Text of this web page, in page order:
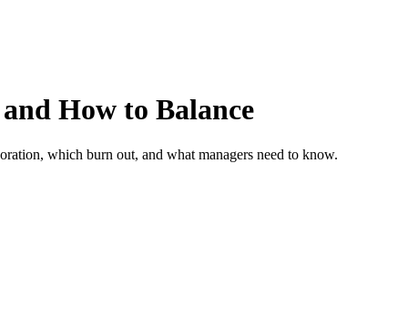
How to Balance
which burn out, and what managers need to know.